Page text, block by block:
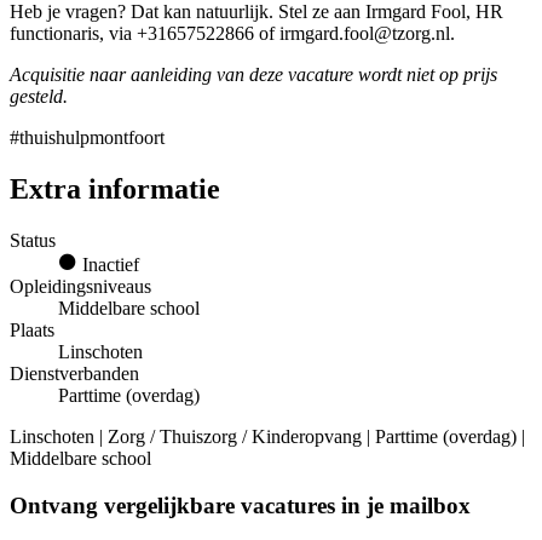
Heb je vragen? Dat kan natuurlijk. Stel ze aan Irmgard Fool, HR
functionaris, via +31657522866 of irmgard.fool@tzorg.nl.
Acquisitie naar aanleiding van deze vacature wordt niet op prijs
gesteld.
#thuishulpmontfoort
Extra informatie
Status
Inactief
Opleidingsniveaus
Middelbare school
Plaats
Linschoten
Dienstverbanden
Parttime (overdag)
Linschoten | Zorg / Thuiszorg / Kinderopvang | Parttime (overdag) |
Middelbare school
Ontvang vergelijkbare vacatures in je mailbox